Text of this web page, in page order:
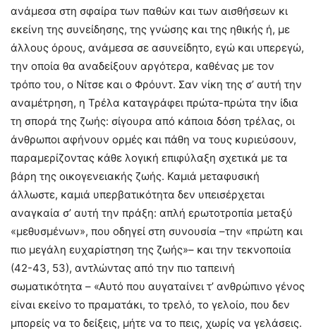
ανάμεσα στη σφαίρα των παθών και των αισθήσεων κι
εκείνη της συνείδησης, της γνώσης και της ηθικής ή, με
άλλους όρους, ανάμεσα σε ασυνείδητο, εγώ και υπερεγώ,
την οποία θα αναδείξουν αργότερα, καθένας με τον
τρόπο του, ο Νίτσε και ο Φρόυντ. Σαν νίκη της σ’ αυτή την
αναμέτρηση, η Τρέλα καταγράφει πρώτα-πρώτα την ίδια
τη σπορά της ζωής: σίγουρα από κάποια δόση τρέλας, οι
άνθρωποι αφήνουν ορμές και πάθη να τους κυριεύσουν,
παραμερίζοντας κάθε λογική επιφύλαξη σχετικά με τα
βάρη της οικογενειακής ζωής. Καμιά μεταφυσική
άλλωστε, καμιά υπερβατικότητα δεν υπεισέρχεται
αναγκαία σ’ αυτή την πράξη: απλή ερωτοτροπία μεταξύ
«μεθυσμένων», που οδηγεί στη συνουσία –την «πρώτη και
πιο μεγάλη ευχαρίστηση της ζωής»– και την τεκνοποιία
(42-43, 53), αντλώντας από την πιο ταπεινή
σωματικότητα – «Αυτό που αυγαταίνει τ’ ανθρώπινο γένος
είναι εκείνο το πραματάκι, το τρελό, το γελοίο, που δεν
μπορείς να το δείξεις, μήτε να το πεις, χωρίς να γελάσεις.